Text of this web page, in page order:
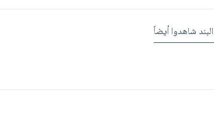
شاهدوا أيضاً